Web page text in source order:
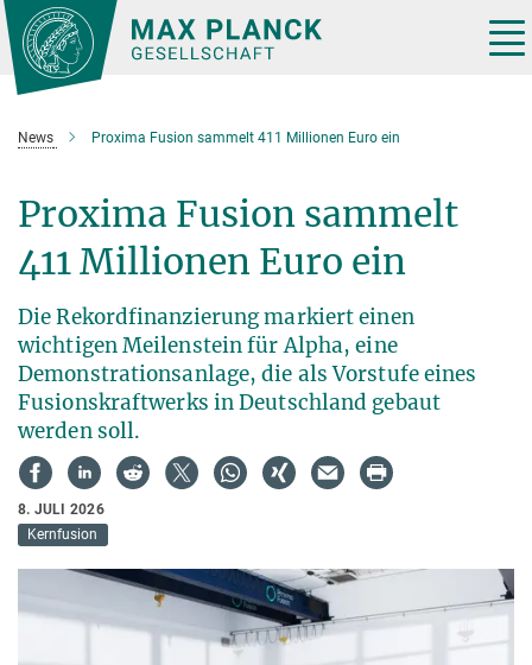
Hauptinhalt
News Proxima Fusion sammelt 411 Millionen Euro ein
Proxima Fusion sammelt
411 Millionen Euro ein
Die Rekordfinanzierung markiert einen
wichtigen Meilenstein für Alpha, eine
Demonstrationsanlage, die als Vorstufe eines
Fusionskraftwerks in Deutschland gebaut
werden soll.
8. JULI 2026
Kernfusion